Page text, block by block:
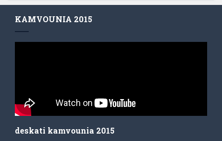
KAMVOUNIA 2015
deskati kamvounia 2015